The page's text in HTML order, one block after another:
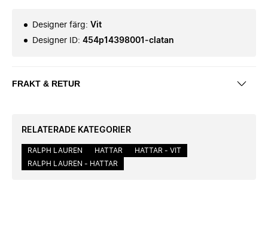
Designer färg: Vit
Designer ID: 454p14398001-clatan
FRAKT & RETUR
RELATERADE KATEGORIER
RALPH LAUREN HATTAR
HATTAR - VIT
RALPH LAUREN - HATTAR